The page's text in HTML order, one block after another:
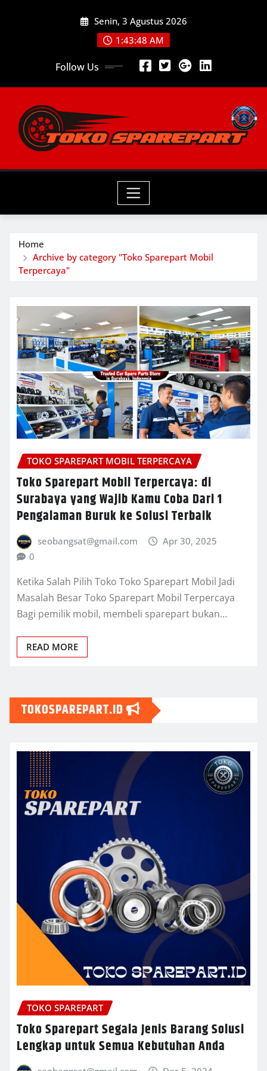
Senin, 3 Agustus 2026
1:43:48 AM
Follow Us
Home
Archive by category "Toko Sparepart Mobil
Terpercaya"
TOKO SPAREPART MOBIL TERPERCAYA
Toko Sparepart Mobil Terpercaya: di
Surabaya yang Wajib Kamu Coba Dari 1
Pengalaman Buruk ke Solusi Terbaik
seobangsat@gmail.com
Apr 30, 2025
0
Ketika Salah Pilih Toko Toko Sparepart Mobil Jadi
Masalah Besar Toko Sparepart Mobil Terpercaya
Bagi pemilik mobil, membeli sparepart bukan…
READ MORE
TOKOSPAREPART.ID
TOKO SPAREPART
Toko Sparepart Segala Jenis Barang Solusi
Lengkap untuk Semua Kebutuhan Anda